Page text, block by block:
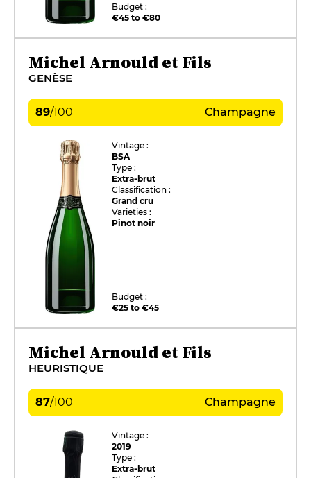
Budget :
€45 to €80
Michel Arnould et Fils
GENÈSE
89/100 Champagne
Vintage :
BSA
Type :
Extra-brut
Classification :
Grand cru
Varieties :
Pinot noir
Budget :
€25 to €45
Michel Arnould et Fils
HEURISTIQUE
87/100 Champagne
Vintage :
2019
Type :
Extra-brut